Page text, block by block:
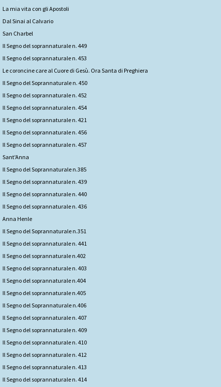
La mia vita con gli Apostoli
Dal Sinai al Calvario
San Charbel
Il Segno del soprannaturale n. 449
Il Segno del soprannaturale n. 453
Le coroncine care al Cuore di Gesù. Ora Santa di Preghiera
Il Segno del Soprannaturale n. 450
Il Segno del soprannaturale n. 452
Il Segno del soprannaturale n. 454
Il Segno del soprannaturale n. 421
Il Segno del soprannaturale n. 456
Il Segno del soprannaturale n. 457
Sant'Anna
Il Segno del Soprannaturale n.385
Il Segno del soprannaturale n. 439
Il Segno del soprannaturale n. 440
Il Segno del soprannaturale n. 436
Anna Henle
Il Segno del Soprannaturale n.351
Il Segno del soprannaturale n. 441
Il Segno del soprannaturale n.402
Il Segno del soprannaturale n. 403
Il Segno del soprannaturale n.404
Il Segno del soprannaturale n.405
Il Segno del Soprannaturale n.406
Il Segno del soprannaturale n. 407
Il Segno del soprannaturale n. 409
Il Segno del soprannaturale n. 410
Il Segno del soprannaturale n. 412
Il Segno del soprannaturale n. 413
Il Segno del soprannaturale n. 414